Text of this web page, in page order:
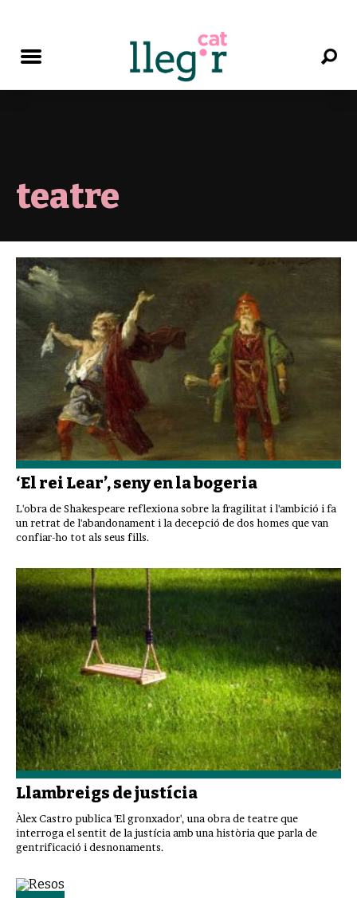
teatre
‘El rei Lear’, seny en la bogeria
L'obra de Shakespeare reflexiona sobre la fragilitat i l'ambició i fa
un retrat de l'abandonament i la decepció de dos homes que van
confiar-ho tot als seus fills.
Llambreigs de justícia
Àlex Castro publica 'El gronxador', una obra de teatre que
interroga el sentit de la justícia amb una història que parla de
gentrificació i desnonaments.